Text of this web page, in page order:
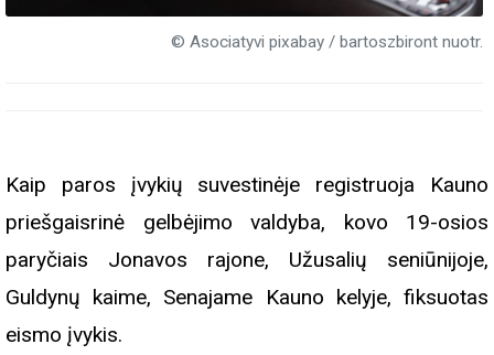
© Asociatyvi pixabay / bartoszbiront nuotr.
Kaip paros įvykių suvestinėje registruoja Kauno
priešgaisrinė gelbėjimo valdyba, kovo 19-osios
paryčiais Jonavos rajone, Užusalių seniūnijoje,
Guldynų kaime, Senajame Kauno kelyje, fiksuotas
eismo įvykis.